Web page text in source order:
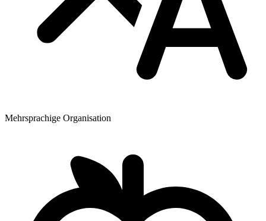
Mehrsprachige Organisation